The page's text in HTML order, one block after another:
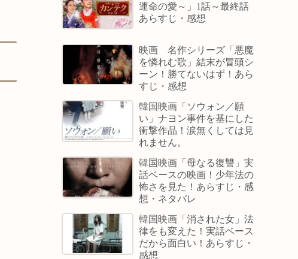
運命の愛～」1話～最終話
あらすじ・感想
映画 名作シリーズ「悪魔
を憐れむ歌」結末が冒頭シ
ーン！勝てないはず！あら
すじ・感想
韓国映画「ソウォン／願
い」ナヨン事件を基にした
衝撃作品！涙無くしては見
れません。
韓国映画「母なる復讐」実
話ベースの映画！少年法の
怖さを見た！あらすじ・感
想・ネタバレ
韓国映画「消された女」法
律をも変えた！実話ベース
だから面白い！あらすじ・
感想